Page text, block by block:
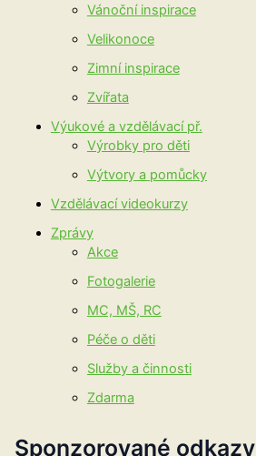
Vánoční inspirace
Velikonoce
Zimní inspirace
Zvířata
Výukové a vzdělávací př.
Výrobky pro děti
Výtvory a pomůcky
Vzdělávací videokurzy
Zprávy
Akce
Fotogalerie
MC, MŠ, RC
Péče o děti
Služby a činnosti
Zdarma
Sponzorované odkazy